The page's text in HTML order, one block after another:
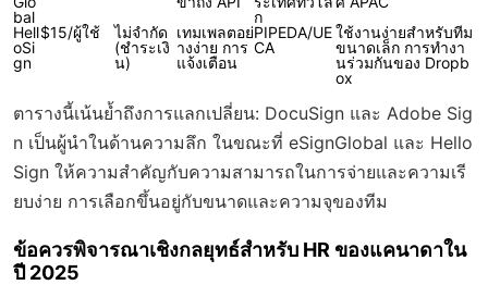
bal
ก
Hell
oSi
gn
$15/ผู้ใช้
ไม่จำกัด
(ชำระเงิ
น)
เทมเพลตอย่
างง่าย การ
แจ้งเตือน
PIPEDA/UE
CA
ใช้งานง่ายสำหรับทีม
ขนาดเล็ก การทำงา
นร่วมกันของ Dropb
ox
ตารางนี้เน้นย้ำถึงการแลกเปลี่ยน: DocuSign และ Adobe Sig
n เป็นผู้นำในด้านความลึก ในขณะที่ eSignGlobal และ Hello
Sign ให้ความสำคัญกับความสามารถในการจ่ายและความเรี
ยบง่าย การเลือกขึ้นอยู่กับขนาดและความจุของทีม
ข้อควรพิจารณาเชิงกลยุทธ์สำหรับ HR ของแคนาดาใน
ปี 2025